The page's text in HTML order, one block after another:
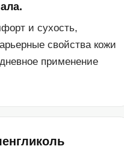
и сухость,
свойства кожи
применение